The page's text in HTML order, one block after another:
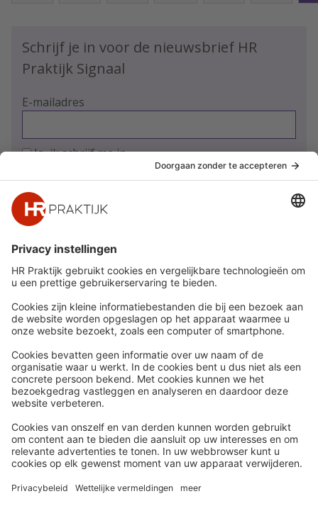
Schrijf je in voor de nieuwsbrief HR
Praktijk Signaal
E-mailadres
Ja, ik schrijf me in
Snel naar
Nieuws
Whitepapers
Webinars
Word lid
Contact
Meer
HR Academy
HR Podcast
CHRO
HR Day
Volg Ons